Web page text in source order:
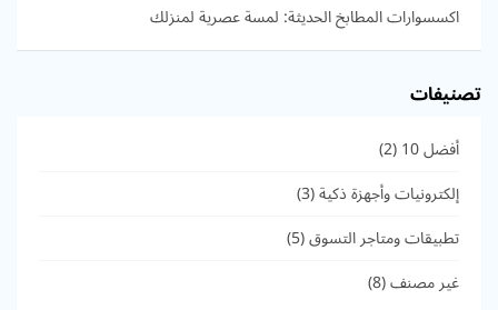
اكسسوارات المطابخ الحديثة: لمسة عصرية لمنزلك
تصنيفات
أفضل 10
(2)
إلكترونيات وأجهزة ذكية(3)
تطبيقات ومتاجر التسوق(5)
غير مصنف(8)